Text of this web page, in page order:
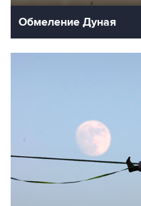
Обмеление Дуная